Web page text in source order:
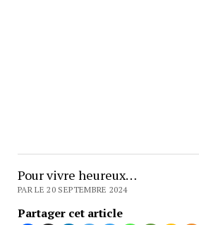
Pour vivre heureux…
PAR LE 20 SEPTEMBRE 2024
Partager cet article